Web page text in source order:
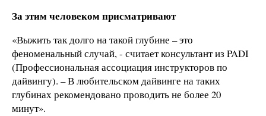
За этим человеком присматривают
«Выжить так долго на такой глубине – это
феноменальный случай, - считает консультант из PADI
(Профессиональная ассоциация инструкторов по
дайвингу). – В любительском дайвинге на таких
глубинах рекомендовано проводить не более 20
минут».